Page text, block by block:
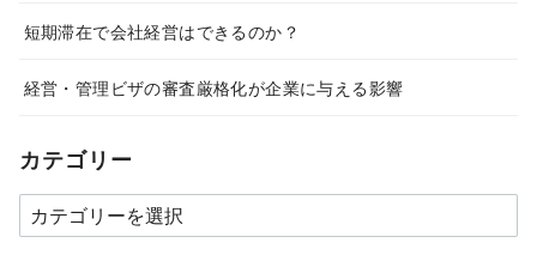
短期滞在で会社経営はできるのか？
経営・管理ビザの審査厳格化が企業に与える影響
カテゴリー
カ
テ